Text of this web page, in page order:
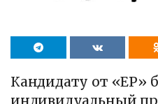
Кандидату от «ЕР»
индивидуальный